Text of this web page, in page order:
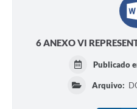
6 ANEXO VI
Publicado
Arquivo: